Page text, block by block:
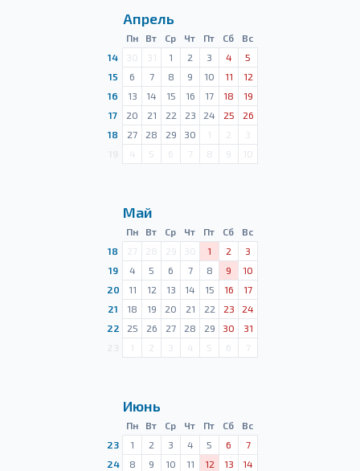
Апрель
Пн Вт Ср Чт Пт Сб
Вс
14
30 31 1 2 3 4
5
15
6 7 8 9 10 11
12
16
13 14 15 16 17 18
19
17
20 21 22 23 24 25
26
18
27 28 29 30 1 2
3
4 5 6 7 8 9 10
Май
Пн Вт Ср Чт Пт Сб
Вс
18
27 28 29 30 1 2
3
19
4 5 6 7 8 9
10
20
11 12 13 14 15 16
17
21
18 19 20 21 22 23
24
22
25 26 27 28 29 30
31
1 2 3 4 5 6 7
Июнь
Пн Вт Ср Чт Пт Сб
Вс
23
1 2 3 4 5 6
7
24
8 9 10 11 12 13
14